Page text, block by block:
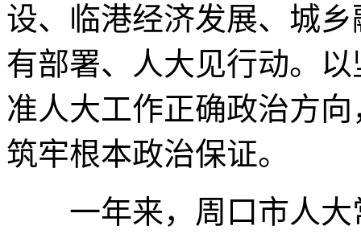
设、临港经济发展、城
有部署、人大见行动。
准人大工作正确政治方
筑牢根本政治保证。
一年来，周口市人大